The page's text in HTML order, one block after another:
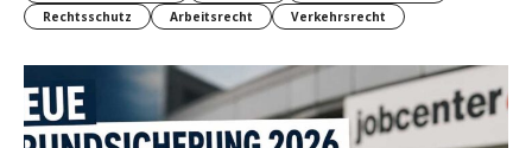
Rechtsschutz
Arbeitsrecht Verkehrsrecht